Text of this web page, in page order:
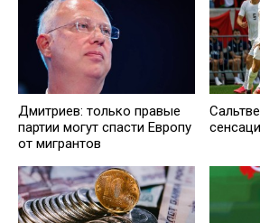
Дмитриев: только правые
партии могут спасти Европу
от мигрантов